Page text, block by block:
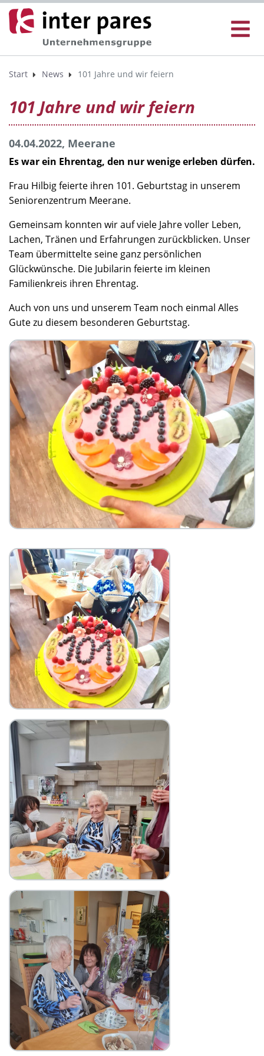
Start News 101 Jahre und wir feiern
101 Jahre und wir feiern
04.04.2022, Meerane
Es war ein Ehrentag, den nur wenige erleben dürfen.
Frau Hilbig feierte ihren 101. Geburtstag in unserem
Seniorenzentrum Meerane.
Gemeinsam konnten wir auf viele Jahre voller Leben,
Lachen, Tränen und Erfahrungen zurückblicken. Unser
Team übermittelte seine ganz persönlichen
Glückwünsche. Die Jubilarin feierte im kleinen
Familienkreis ihren Ehrentag.
Auch von uns und unserem Team noch einmal Alles
Gute zu diesem besonderen Geburtstag.